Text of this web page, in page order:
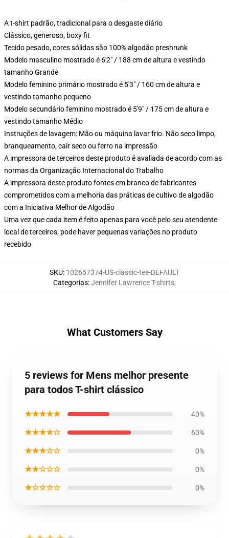
A t-shirt padrão, tradicional para o desgaste diário
Clássico, generoso, boxy fit
Tecido pesado, cores sólidas são 100% algodão preshrunk
Modelo masculino mostrado é 6'2" / 188 cm de altura e vestindo
tamanho Grande
Modelo feminino primário mostrado é 5'3" / 160 cm de altura e
vestindo tamanho pequeno
Modelo secundário feminino mostrado é 5'9" / 175 cm de altura e
vestindo tamanho Médio
Instruções de lavagem: Mão ou máquina lavar frio. Não seco limpo,
branqueamento, cair seco ou ferro na impressão
A impressora de terceiros deste produto é avaliada de acordo com as
normas da Organização Internacional do Trabalho
A impressora deste produto fontes em branco de fabricantes
comprometidos com a melhoria das práticas de cultivo de algodão
com a Iniciativa Melhor de Algodão
Uma vez que cada item é feito apenas para você pelo seu atendente
local de terceiros, pode haver pequenas variações no produto
recebido
SKU: 102657374-US-classic-tee-DEFAULT
Categorias:Jennifer Lawrence T-shirts,
What Customers Say
5 reviews for Mens melhor presente
para todos T-shirt clássico
★★★★★ 40%
★★★★☆ 60%
★★★☆☆ 0%
★★☆☆☆ 0%
★☆☆☆☆ 0%